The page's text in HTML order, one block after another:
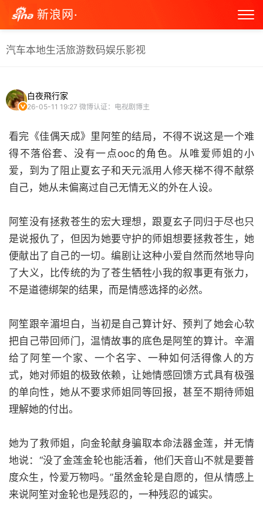
新浪网·
汽车本地生活旅游数码娱乐影视
白夜飛行家
26-05-11 19:27 微博认证：电视剧博主
看完《佳偶天成》里阿笙的结局，不得不说这是一个难
得不落俗套、没有一点ooc的角色。从唯爱师姐的小
爱，到为了阻止夏玄子和天元派用人修天梯不得不献祭
自己，她从未偏离过自己无情无义的外在人设。
阿笙没有拯救苍生的宏大理想，跟夏玄子同归于尽也只
是说报仇了，但因为她要守护的师姐想要拯救苍生，她
便献出了自己的一切。编剧让这种小爱自然而然地导向
了大义，比传统的为了苍生牺牲小我的叙事更有张力，
不是道德绑架的结果，而是情感选择的必然。
阿笙跟辛湄坦白，当初是自己算计好、预判了她会心软
把自己带回师门，温情故事的底色是阿笙的算计。辛湄
给了阿笙一个家、一个名字、一种如何活得像人的方
式，她对师姐的极致依赖，让她情感回馈方式具有极强
的单向性，她从不要求师姐同等回报，甚至不期待师姐
理解她的付出。
她为了救师姐，向金轮献身骗取本命法器金莲，并无情
地说：“没了金莲金轮也能活着，他们天音山不就是要普
度众生，怜爱万物吗。”虽然金轮是自愿的，但从情感上
来说阿笙对金轮也是残忍的，一种残忍的诚实。